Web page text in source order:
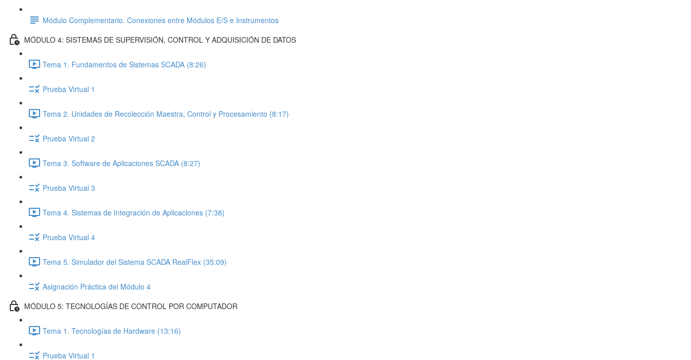
Módulo Complementario. Conexiones entre Módulos E/S e Instrumentos
MÓDULO 4: SISTEMAS DE SUPERVISIÓN, CONTROL Y ADQUISICIÓN DE DATOS
Tema 1. Fundamentos de Sistemas SCADA (8:26)
Prueba Virtual 1
Tema 2. Unidades de Recolección Maestra, Control y Procesamiento (8:17)
Prueba Virtual 2
Tema 3. Software de Aplicaciones SCADA (8:27)
Prueba Virtual 3
Tema 4. Sistemas de Integración de Aplicaciones (7:38)
Prueba Virtual 4
Tema 5. Simulador del Sistema SCADA RealFlex (35:09)
Asignación Práctica del Módulo 4
MÓDULO 5: TECNOLOGÍAS DE CONTROL POR COMPUTADOR
Tema 1. Tecnologías de Hardware (13:16)
Prueba Virtual 1